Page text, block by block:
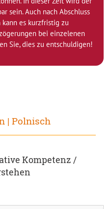
sein. Auch nach Abschluss
es kurzfristig zu
bei einzelenen
Sie, dies zu entschuldigen!
| Polnisch
Kompetenz /